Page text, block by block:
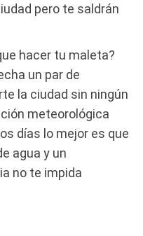
pero te saldrán
hacer tu maleta?
un par de
la ciudad sin ningún
meteorológica
días lo mejor es que
agua y un
no te impida